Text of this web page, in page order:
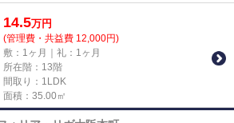
14.5万円
(管理費・共益費 12,000円)
敷：1ヶ月｜礼：1ヶ月
所在階：13階
間取り：1LDK
面積：35.00㎡